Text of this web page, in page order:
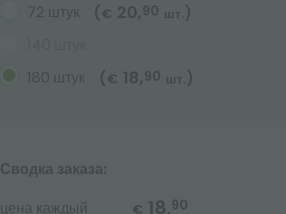
72 штук
( € 20, 90 шт. )
180 штук
( € 18, 90 шт. )
Сводка заказа:
цена каждый
€ 18,90